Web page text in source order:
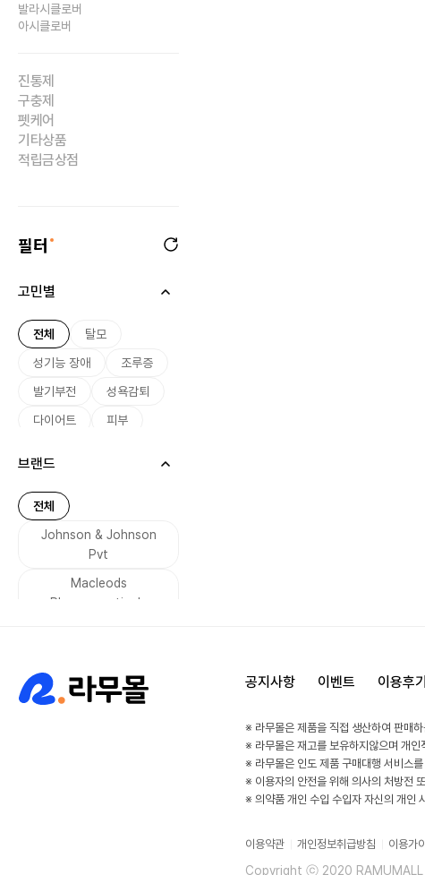
발라시클로버
아시클로버
진통제
구충제
펫케어
기타상품
적립금상점
필터
고민별
전체
탈모
성기능 장애
조루증
발기부전
성욕감퇴
다이어트
피부
여성 호르몬
남성 호르몬
무좀
기생충 감염
금연
구토
집중력
감기
알레르기
브랜드
전체
Johnson & Johnson
Pvt
Macleods
Pharmaceuticals
Dharam Distributors
공지사항 이벤트 이용후기
※ 라무몰은 제품을 직접 생산하여 판매
※ 라무몰은 재고를 보유하지않으며 개
※ 라무몰은 인도 제품 구매대행 서비스
※ 이용자의 안전을 위해 의사의 처방전
※ 의약품 개인 수입 수입자 자신의 개인
이용약관 개인정보취급방침 이용가
Copyright ⓒ 2020